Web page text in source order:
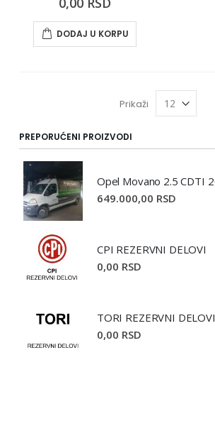
DODAJ U KORPU
Prikaži
PREPORUĆENI PROIZVODI
649.000,00 RSD
CPI REZERVNI DELOVI
0,00 RSD
TORI REZERVNI DELOVI
0,00 RSD